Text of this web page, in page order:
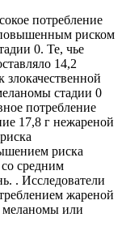
потребление
риском
0. Те, чье
14,2
стадии 0
потребление
17,8 г нежареной
риска
средним
. Исследователи
жареной
меланомы или